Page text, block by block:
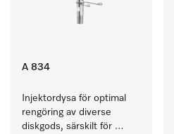
A 834
Injektordysa för optimal
rengöring av diverse
diskgods, särskilt för